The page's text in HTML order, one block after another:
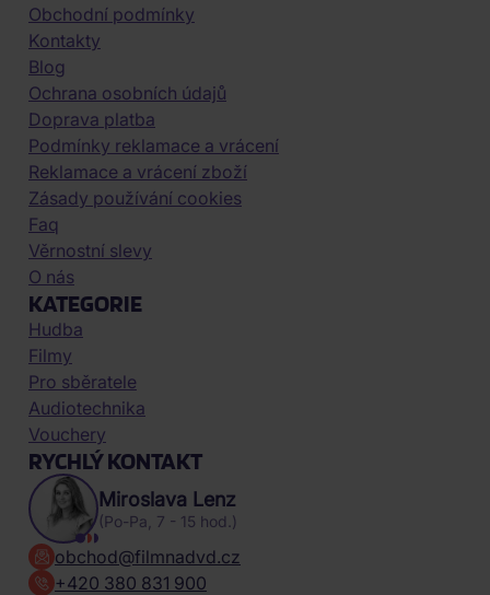
Obchodní podmínky
Kontakty
Blog
Ochrana osobních údajů
Doprava platba
Podmínky reklamace a vrácení
Reklamace a vrácení zboží
Zásady používání cookies
Faq
Věrnostní slevy
O nás
KATEGORIE
Hudba
Filmy
Pro sběratele
Audiotechnika
Vouchery
RYCHLÝ KONTAKT
Miroslava Lenz
(Po-Pa, 7 - 15 hod.)
obchod@filmnadvd.cz
+420 380 831 900